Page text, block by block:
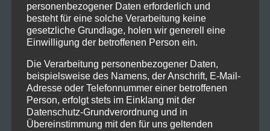
​Telefon : 08323 / 808 1547
info@deine-tanzschule.info
BÜROZEITEN
Mo-Fr : 10:00 bis 16:00 Uhr
So : 15:00 bis 18:00 Uhr
PARTNER LINKS
personenbezogener Daten erforderlich und
besteht für eine solche Verarbeitung keine
gesetzliche Grundlage, holen wir generell eine
Einwilligung der betroffenen Person ein.
Die Verarbeitung personenbezogener Daten,
beispielsweise des Namens, der Anschrift, E-Mail-
Adresse oder Telefonnummer einer betroffenen
Person, erfolgt stets im Einklang mit der
Datenschutz-Grundverordnung und in
Übereinstimmung mit den für uns geltenden